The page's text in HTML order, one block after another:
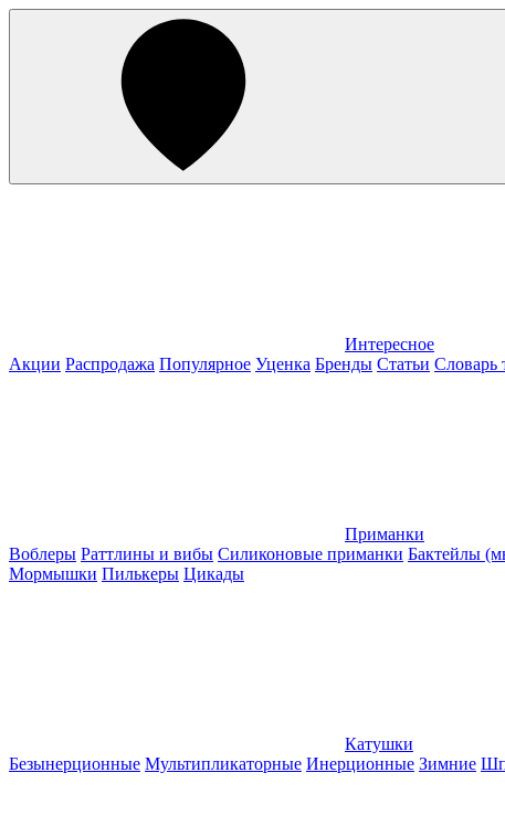
Интересное
Акции Распродажа Популярное Уценка Бренды Статьи Словарь
Приманки
Воблеры Раттлины и вибы Силиконовые приманки Бактейлы
Мормышки Пилькеры Цикады
Катушки
Безынерционные Мультипликаторные Инерционные Зимние